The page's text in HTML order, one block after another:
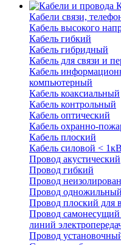
Кабели связи,
Кабель высокого
Кабель гибкий
Кабель гибридный
Кабель для связи и
Кабель
компьютерный
Кабель коаксиальный
Кабель контрольный
Кабель оптический
Кабель охранно-
Кабель плоский
Кабель силовой <
Провод акустический
Провод гибкий
Провод
Провод одножильный
Провод плоский для
Провод
линий
Провод